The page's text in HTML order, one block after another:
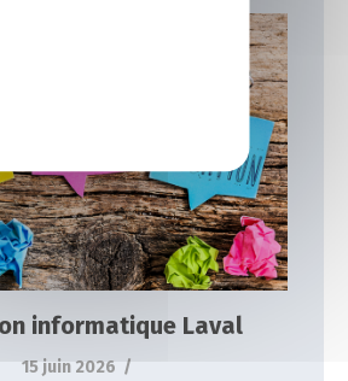
Focus sur nos formations IIA
informatique Laval
15 juin 2026